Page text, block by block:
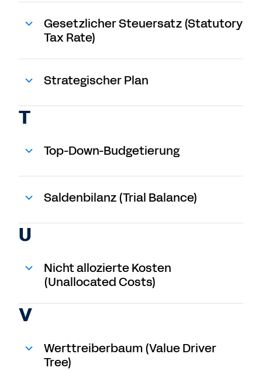
Gesetzlicher Steuersatz (Statutory
Tax Rate)
Strategischer Plan
T
Top-Down-Budgetierung
Saldenbilanz (Trial Balance)
U
Nicht allozierte Kosten
(Unallocated Costs)
V
Werttreiberbaum (Value Driver
Tree)